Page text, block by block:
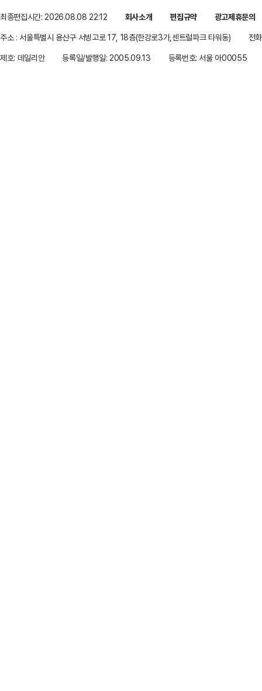
최종편집시간: 2026.08.08 22:12 회사소개 편집규약
광고제휴문의
주소 : 서울특별시 용산구 서빙고로 17, 18층(한강로3가,센트럴파크 타워동)
전
제호: 데일리안
등록일/발행일: 2005.09.13 등록번호: 서울 아00055